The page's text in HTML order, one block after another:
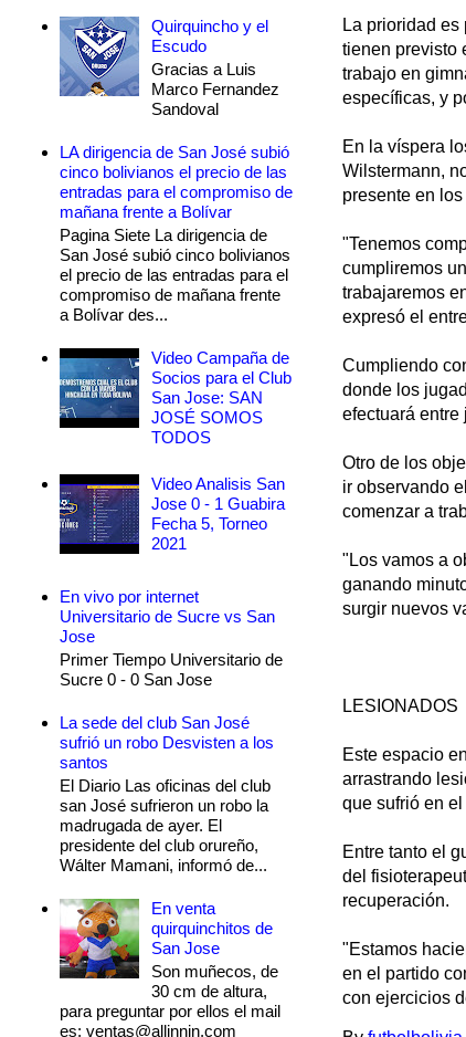
La prioridad
tienen previsto
trabajo en
específicas, y
En la víspera
Wilstermann,
presente en
"Tenemos
cumpliremos
trabajaremos
expresó el
Cumpliendo
donde los
efectuará entre
Otro de los
ir observando
comenzar a
"Los vamos a
ganando
surgir nuevos
LESIONADOS
Este espacio
arrastrando
que sufrió en
Entre tanto el
del
recuperación.
"Estamos
en el partido
con ejercicios
Quirquincho y el
Escudo
Gracias a Luis
Marco Fernandez
Sandoval
LA dirigencia de San José subió
cinco bolivianos el precio de las
entradas para el compromiso de
mañana frente a Bolívar
Pagina Siete La dirigencia de
San José subió cinco bolivianos
el precio de las entradas para el
compromiso de mañana frente
a Bolívar des...
Video Campaña de
Socios para el Club
San Jose: SAN
JOSÉ SOMOS
TODOS
Video Analisis San
Jose 0 - 1 Guabira
Fecha 5, Torneo
2021
En vivo por internet
Universitario de Sucre vs San
Jose
Primer Tiempo Universitario de
Sucre 0 - 0 San Jose
La sede del club San José
sufrió un robo Desvisten a los
santos
El Diario Las oficinas del club
san José sufrieron un robo la
madrugada de ayer. El
presidente del club orureño,
Wálter Mamani, informó de...
En venta
quirquinchitos de
San Jose
Son muñecos, de
30 cm de altura,
para preguntar por ellos el mail
es: ventas@allinnin.com